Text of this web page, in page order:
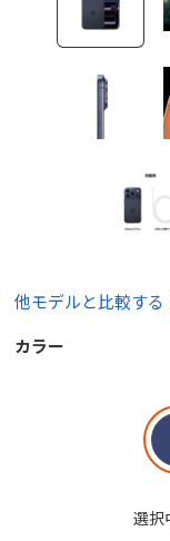
他モデルと比較する
カラー
選択